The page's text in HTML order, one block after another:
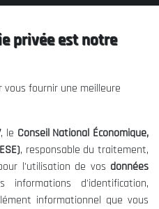
but you cannot
content.
privée est notre
vous fournir une meilleure
, le Conseil National Économique,
, responsable du traitement,
l'utilisation de vos données
d'identification,
informationnel que vous